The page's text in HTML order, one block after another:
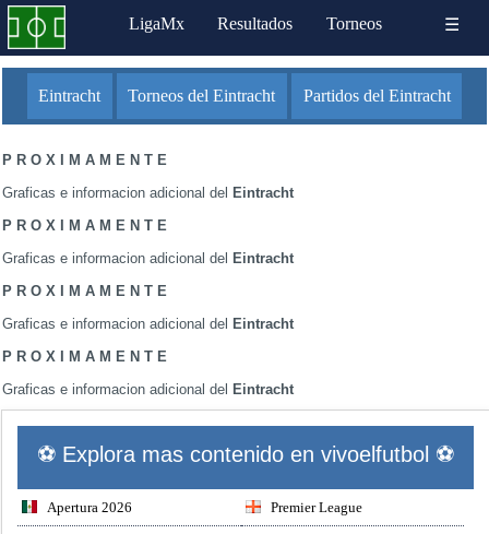
LigaMx Resultados Torneos ☰
Eintracht Torneos del Eintracht Partidos del Eintracht
P R O X I M A M E N T E
Graficas e informacion adicional del Eintracht
P R O X I M A M E N T E
Graficas e informacion adicional del Eintracht
P R O X I M A M E N T E
Graficas e informacion adicional del Eintracht
P R O X I M A M E N T E
Graficas e informacion adicional del Eintracht
⚽ Explora mas contenido en vivoelfutbol ⚽
Apertura 2026 Premier League